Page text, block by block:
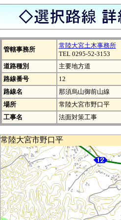
管轄事務所
常陸大宮土木事務所
TEL 0295-52-3153
道路種別 主要地方道
路線番号
12
路線名
那須烏山御前山線
場所
常陸大宮市野口平
工事名
法面対策工事
常陸大宮市野口平